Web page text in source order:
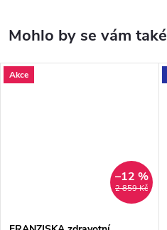
Akce
2 859 Kč
–12 %